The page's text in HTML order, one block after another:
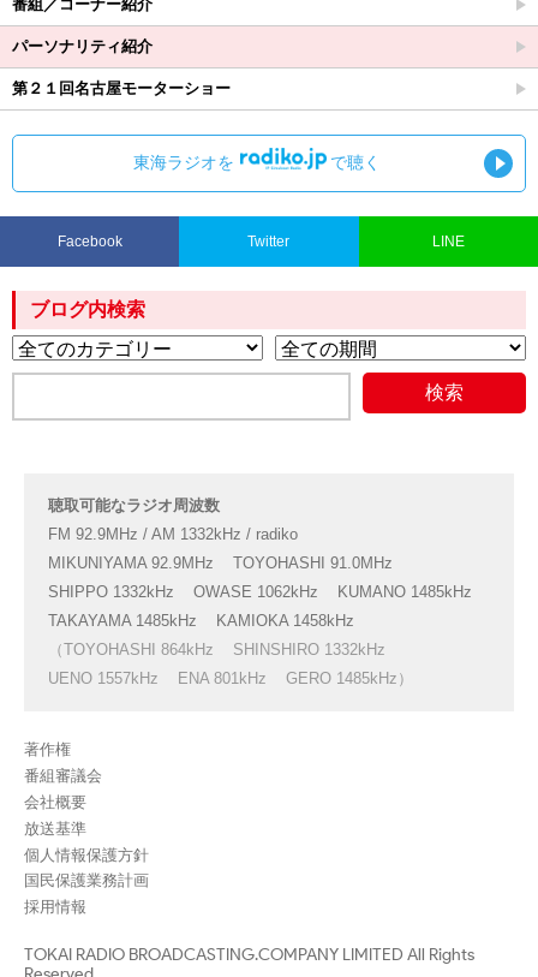
番組／コーナー紹介
パーソナリティ紹介
第２１回名古屋モーターショー
東海ラジオを で聴く
Facebook Twitter LINE
ブログ内検索
聴取可能なラジオ周波数
FM 92.9MHz / AM 1332kHz / radiko
MIKUNIYAMA 92.9MHz
TOYOHASHI 91.0MHz
SHIPPO 1332kHz
OWASE 1062kHz
KUMANO 1485kHz
TAKAYAMA 1485kHz
KAMIOKA 1458kHz
（TOYOHASHI 864kHz
SHINSHIRO 1332kHz
UENO 1557kHz
ENA 801kHz GERO 1485kHz）
著作権
番組審議会
会社概要
放送基準
個人情報保護方針
国民保護業務計画
採用情報
TOKAI RADIO BROADCASTING.COMPANY LIMITED All Rights